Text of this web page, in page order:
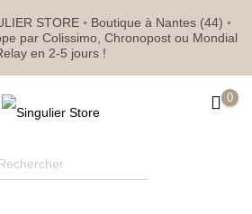
STORE ◦ Boutique à Nantes (44) ◦
par Colissimo, Chronopost ou Mondial
en 2-5 jours !
0